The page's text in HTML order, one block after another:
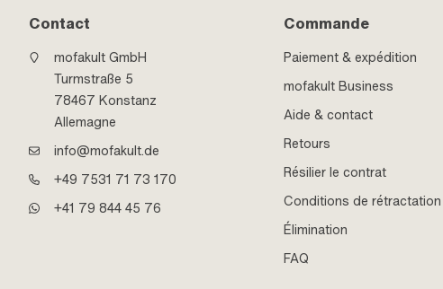
Contact
mofakult GmbH
Turmstraße 5
78467 Konstanz
Allemagne
info@mofakult.de
+49 7531 71 73 170
+41 79 844 45 76
Commande
Paiement & expédition
mofakult Business
Aide & contact
Retours
Résilier le contrat
Conditions de rétractation
Élimination
FAQ